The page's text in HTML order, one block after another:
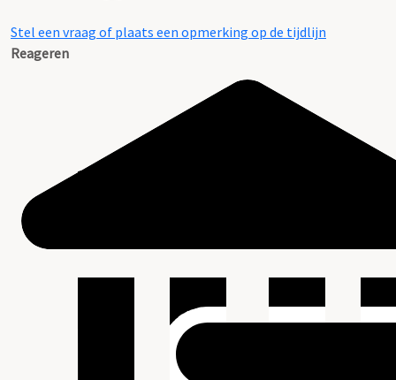
Stel een vraag of plaats een opmerking op de tijdlijn
Reageren